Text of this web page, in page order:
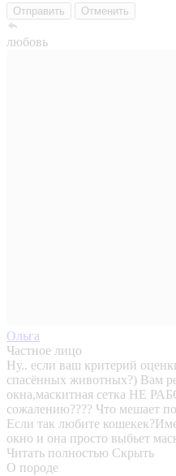
Отправить Отменить
любовь
Ольга
Частное лицо
Ну.. если ваш критерий
спасённых животных?) Вам
окна,маскитная сетка НЕ
сожалению???? Что мешает
Если так любите
окно и она просто выбьет
Читать полностью Скрыть
О породе